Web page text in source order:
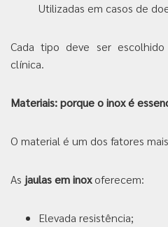
Utilizadas em casos de
Cada tipo deve ser
clínica.
Materiais: porque o inox é
O material é um dos fatores
As jaulas em inoxoferecem:
Elevada resistência;